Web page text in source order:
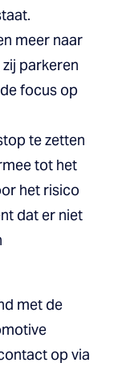
meer naar
parkeren
focus op
te zetten
tot het
het risico
dat er niet
met de
op via